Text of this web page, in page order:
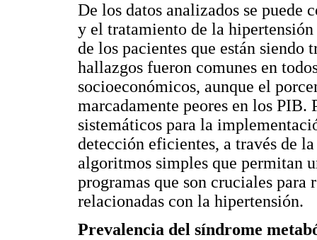
De los datos analizados se puede
y el tratamiento de la
de los pacientes que están siendo
hallazgos fueron comunes en
socioeconómicos, aunque el
marcadamente peores en los PIB.
sistemáticos para la
detección eficientes, a través de
algoritmos simples que permitan
programas que son cruciales para
relacionadas con la hipertensión.
Prevalencia del síndrome